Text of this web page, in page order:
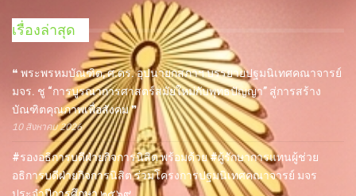
เรื่องล่าสุด
❝ พระพรหมบัณฑิต, ศ.ดร. อุปนายกสภาฯ บรรยายปฐมนิเทศคณาจารย์
มจร. ชู “การบูรณาการศาสตร์สมัยใหม่กับพุทธปัญญา” สู่การสร้าง
บัณฑิตคุณภาพเพื่อสังคม ❞
10 สิงหาคม 2026
#รองอธิการบดีฝ่ายกิจการนิสิต พร้อมด้วย #ผู้รักษาการแทนผู้ช่วย
อธิการบดีฝ่ายกิจการนิสิต ร่วมโครงการปฐมนิเทศคณาจารย์ มจร